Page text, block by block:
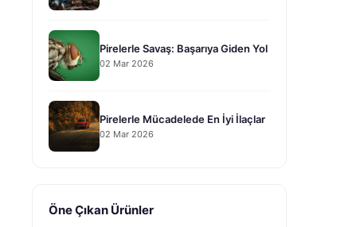
Pirelerle Savaş: Başarıya Giden Yol
02 Mar 2026
Pirelerle Mücadelede En İyi İlaçlar
02 Mar 2026
Öne Çıkan Ürünler